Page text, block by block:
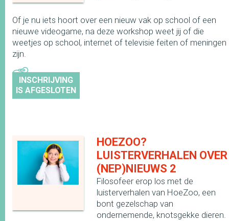
Of je nu iets hoort over een nieuw vak op school of een
nieuwe videogame, na deze workshop weet jij of die
weetjes op school, internet of televisie feiten of meningen
zijn.
INSCHRIJVING
IS AFGESLOTEN
HOEZOO?
LUISTERVERHALEN OVER
(NEP)NIEUWS 2
Filosofeer erop los met de
luisterverhalen van HoeZoo, een
bont gezelschap van
ondernemende, knotsgekke dieren.